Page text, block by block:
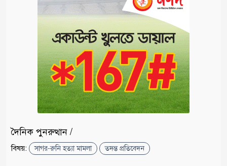
দৈনিক পুনরুত্থান /
বিষয়: সাগর-রুনি হত্যা মামলা তদন্ত প্রতিবেদন